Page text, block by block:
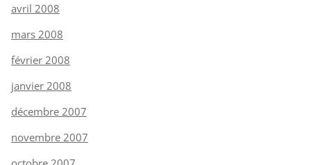
avril 2008
mars 2008
février 2008
janvier 2008
décembre 2007
novembre 2007